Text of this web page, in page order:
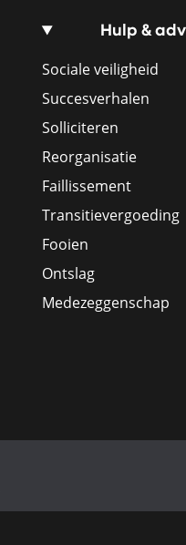
Hulp &
Sociale veiligheid
Succesverhalen
Solliciteren
Reorganisatie
Faillissement
Transitievergoeding
Fooien
Ontslag
Medezeggenschap